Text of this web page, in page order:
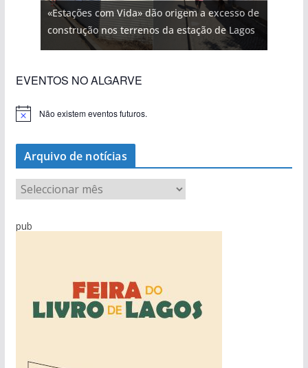
«Estações com Vida» dão origem a excesso de
construção nos terrenos da estação de Lagos
EVENTOS NO ALGARVE
Não existem eventos futuros.
Arquivo de notícias
r
q
pub